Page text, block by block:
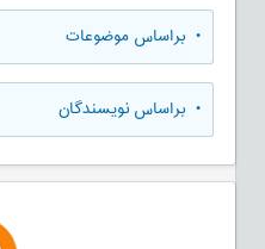
• براساس موضوعات
• براساس نویسندگان